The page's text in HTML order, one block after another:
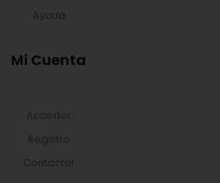
Ayuda
Mi Cuenta
Acceder
Registro
Contactar